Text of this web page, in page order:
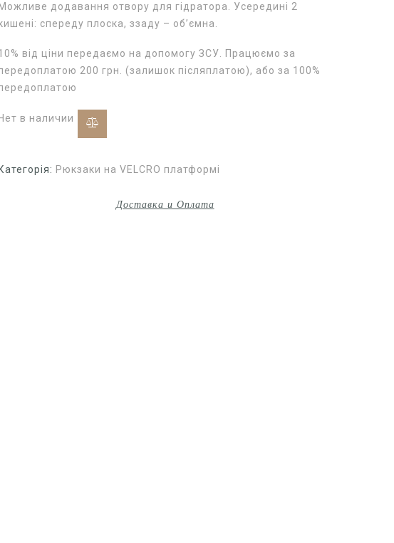
Можливе додавання отвору для гідратора. Усередині 2
спереду плоска, ззаду – об’ємна.
від ціни передаємо на допомогу ЗСУ. Працюємо за
200 грн. (залишок післяплатою), або за 100%
в наличии
Категорія: Рюкзаки на VELCRO платформі
Доставка и Оплата